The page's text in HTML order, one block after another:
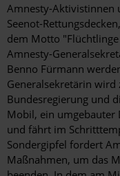
Amnesty-Aktivistinnen
Seenot-
dem Motto
Amnesty-
Benno Fürmann
Generalsekretärin
Bundesregierung und
Mobil, ein umgebauter
und fährt im
Sondergipfel fordert
Maßnahmen, um das